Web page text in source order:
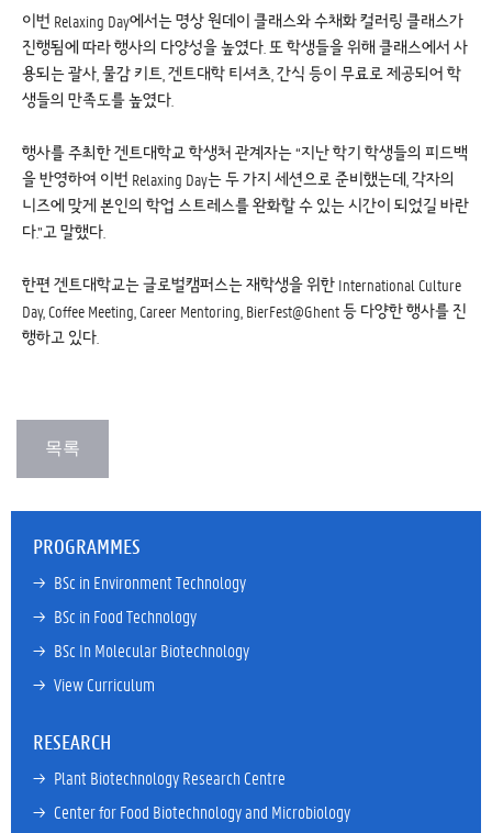
이번 Relaxing Day에서는 명상 원데이 클래스와 수채화 컬러링 클래스가
진행됨에 따라 행사의 다양성을 높였다. 또 학생들을 위해 클래스에서 사
용되는 괄사, 물감 키트, 겐트대학 티셔츠, 간식 등이 무료로 제공되어 학
생들의 만족도를 높였다.
행사를 주최한 겐트대학교 학생처 관계자는 “지난 학기 학생들의 피드백
을 반영하여 이번 Relaxing Day는 두 가지 세션으로 준비했는데, 각자의
니즈에 맞게 본인의 학업 스트레스를 완화할 수 있는 시간이 되었길 바란
다.”고 말했다.
한편 겐트대학교는 글로벌캠퍼스는 재학생을 위한 International Culture
Day, Coffee Meeting, Career Mentoring, BierFest@Ghent 등 다양한 행사를 진
행하고 있다.
PROGRAMMES
→ BSc in Environment Technology
→ BSc in Food Technology
→ BSc In Molecular Biotechnology
→ View Curriculum
RESEARCH
→ Plant Biotechnology Research Centre
→ Center for Food Biotechnology and Microbiology